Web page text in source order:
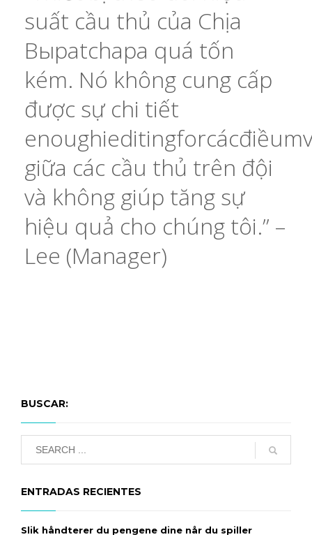
suất cầu thủ của Chịa
Выpatchapa quá tốn
kém. Nó không cung cấp
được sự chi tiết
giữa các cầu thủ trên đội
và không giúp tăng sự
hiệu quả cho chúng tôi.” –
Lee (Manager)
BUSCAR:
ENTRADAS RECIENTES
Slik håndterer du pengene dine når du spiller